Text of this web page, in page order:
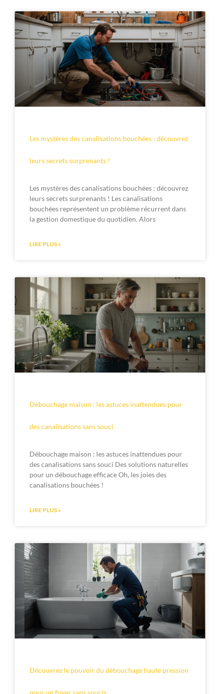
Les mystères des canalisations bouchées : découvrez
leurs secrets surprenants !
Les mystères des canalisations bouchées : découvrez
leurs secrets surprenants ! Les canalisations
bouchées représentent un problème récurrent dans
la gestion domestique du quotidien. Alors
LIRE PLUS »
Débouchage maison : les astuces inattendues pour
des canalisations sans souci
Débouchage maison : les astuces inattendues pour
des canalisations sans souci Des solutions naturelles
pour un débouchage efficace Oh, les joies des
canalisations bouchées !
LIRE PLUS »
Découvrez le pouvoir du débouchage haute pression
pour un foyer sans soucis